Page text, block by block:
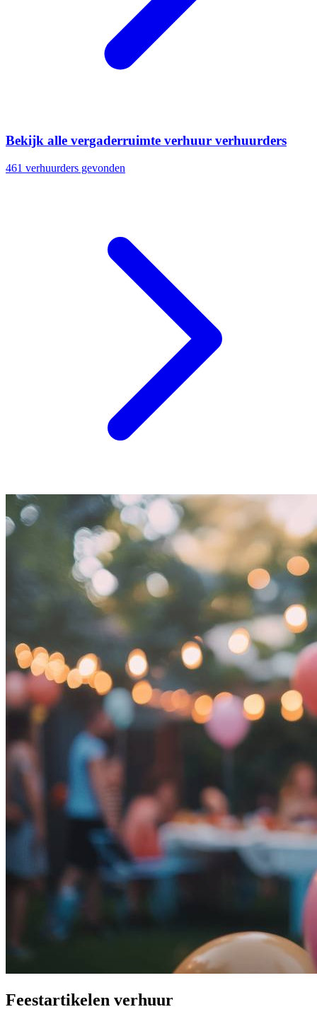
Bekijk alle vergaderruimte verhuur verhuurders
461 verhuurders gevonden
Feestartikelen verhuur